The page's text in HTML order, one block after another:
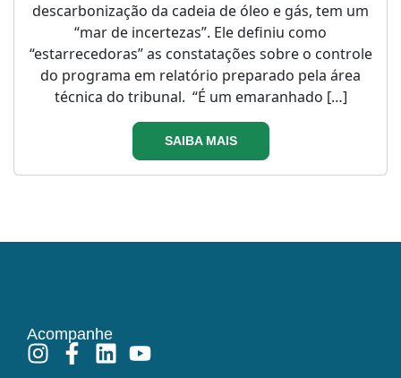
descarbonização da cadeia de óleo e gás, tem um
“mar de incertezas”. Ele definiu como
“estarrecedoras” as constatações sobre o controle
do programa em relatório preparado pela área
técnica do tribunal. “É um emaranhado […]
SAIBA MAIS
Acompanhe